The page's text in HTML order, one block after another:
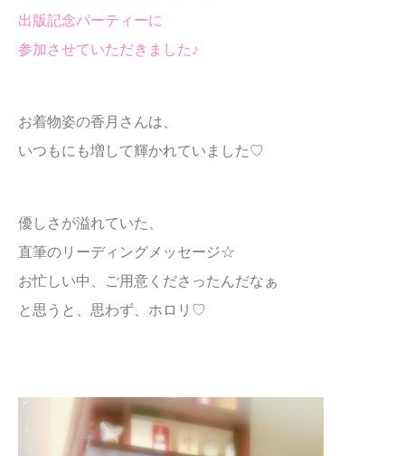
出版記念パーティーに
参加させていただきました♪
お着物姿の香月さんは、
いつもにも増して輝かれていました♡
優しさが溢れていた、
直筆のリーディングメッセージ☆
お忙しい中、ご用意くださったんだなぁ
と思うと、思わず、ホロリ♡